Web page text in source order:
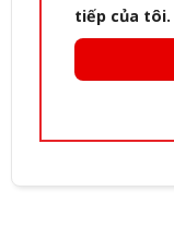
tiếp của tôi.